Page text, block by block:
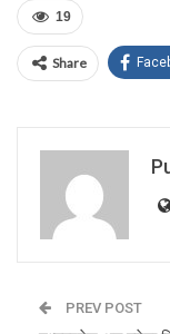
19
Share
PREV POST